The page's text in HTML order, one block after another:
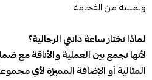
ولمسة من الفخامة
لماذا تختار ساعة دانتي الرجالية؟
لأنها تجمع بين العملية والأناقة مع
المثالية أو الإضافة المميزة لأي